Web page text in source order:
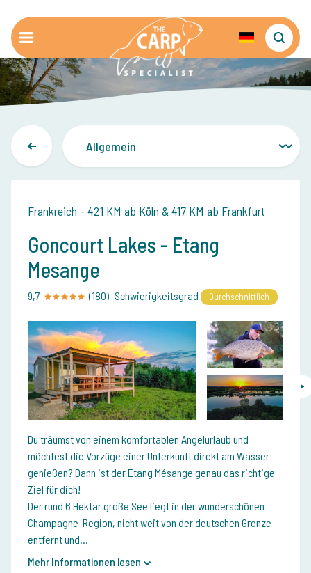
Frankreich - 421 KM ab Köln & 417 KM ab Frankfurt
Goncourt Lakes - Etang
Mesange
9,7 (180) Schwierigkeitsgrad Durchschnittlich
Du träumst von einem komfortablen Angelurlaub und
möchtest die Vorzüge einer Unterkunft direkt am Wasser
genießen? Dann ist der Etang Mésange genau das richtige
Ziel für dich!
Der rund 6 Hektar große See liegt in der wunderschönen
Champagne-Region, nicht weit von der deutschen Grenze
entfernt und...
Mehr Informationen lesen